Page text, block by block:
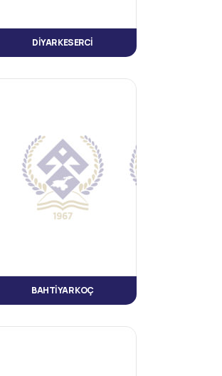
DİYAR KESERCİ
BAHTİYAR KOÇ